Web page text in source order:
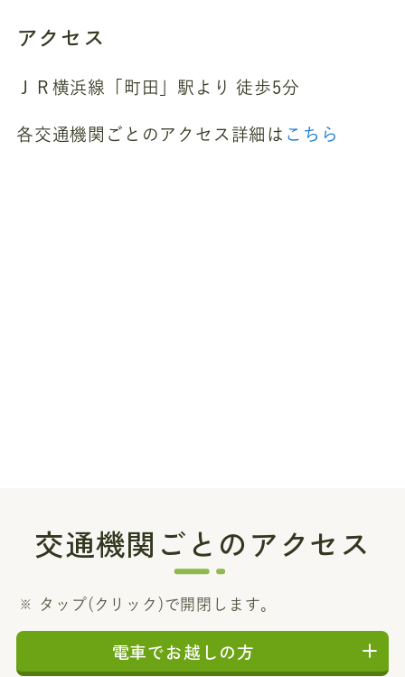
アクセス
ＪＲ横浜線「町田」駅より 徒歩5分
各交通機関ごとのアクセス詳細は こちら
交通機関ごとのアクセス
タップ(クリック)で開閉します。
電車でお越しの方